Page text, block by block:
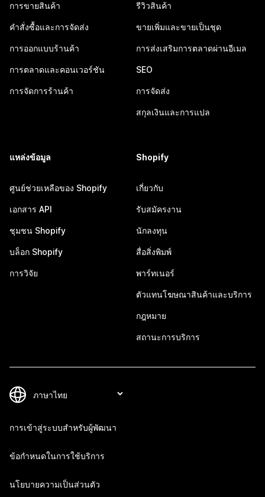
การขายสินค้า
คำสั่งซื้อและการจัดส่ง
การออกแบบร้านค้า
การตลาดและคอนเวอร์ชัน
การจัดการร้านค้า
รีวิวสินค้า
ขายเพิ่มและขายเป็นชุด
การส่งเสริมการตลาดผ่านอีเมล
SEO
การจัดส่ง
สกุลเงินและการแปล
แหล่งข้อมูล
ศูนย์ช่วยเหลือของ Shopify
เอกสาร API
ชุมชน Shopify
บล็อก Shopify
การวิจัย
Shopify
เกี่ยวกับ
รับสมัครงาน
นักลงทุน
สื่อสิ่งพิมพ์
พาร์ทเนอร์
ตัวแทนโฆษณาสินค้าและบริการ
กฎหมาย
สถานะการบริการ
การเข้าสู่ระบบสำหรับผู้พัฒนา
ข้อกำหนดในการใช้บริการ
นโยบายความเป็นส่วนตัว